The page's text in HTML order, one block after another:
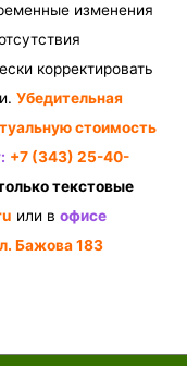
изменения
корректировать
Убедительная
стоимость
+7 (343) 25-40-
текстовые
или в офисе
Бажова 183